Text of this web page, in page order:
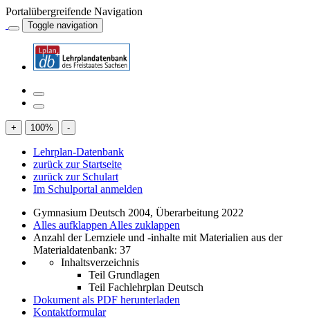
Portalübergreifende Navigation
Toggle navigation
+ 100% -
Lehrplan-Datenbank
zurück zur Startseite
zurück zur Schulart
Im Schulportal anmelden
Gymnasium Deutsch 2004, Überarbeitung 2022
Alles aufklappen Alles zuklappen
Anzahl der Lernziele und -inhalte mit Materialien aus der
Materialdatenbank: 37
Inhaltsverzeichnis
Teil Grundlagen
Teil Fachlehrplan Deutsch
Dokument als PDF herunterladen
Kontaktformular